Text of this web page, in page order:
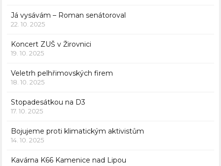
Já vysávám – Roman senátoroval
22. 10. 2025
Koncert ZUŠ v Žirovnici
19. 10. 2025
Veletrh pelhřimovských firem
18. 10. 2025
Stopadesátkou na D3
17. 10. 2025
Bojujeme proti klimatickým aktivistům
14. 10. 2025
Kavárna K66 Kamenice nad Lipou